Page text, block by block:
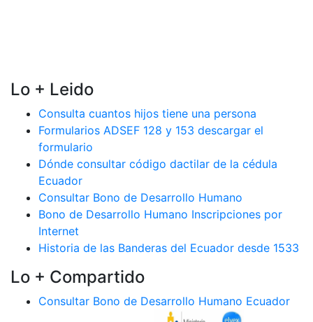
Lo + Leido
Consulta cuantos hijos tiene una persona
Formularios ADSEF 128 y 153 descargar el
formulario
Dónde consultar código dactilar de la cédula
Ecuador
Consultar Bono de Desarrollo Humano
Bono de Desarrollo Humano Inscripciones por
Internet
Historia de las Banderas del Ecuador desde 1533
Lo + Compartido
Consultar Bono de Desarrollo Humano Ecuador